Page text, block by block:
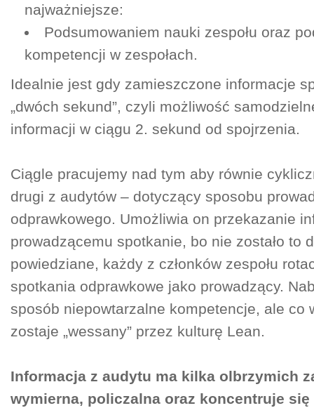
najważniejsze:
Podsumowaniem nauki zespołu oraz
kompetencji w zespołach.
Idealnie jest gdy zamieszczone informacje
„dwóch sekund”, czyli możliwość
informacji w ciągu 2. sekund od spojrzenia.
Ciągle pracujemy nad tym aby równie
drugi z audytów – dotyczący sposobu
odprawkowego. Umożliwia on przekazanie
prowadzącemu spotkanie, bo nie zostało to
powiedziane, każdy z członków zespołu
spotkania odprawkowe jako prowadzący.
sposób niepowtarzalne kompetencje, ale co
zostaje „wessany” przez kulturę Lean.
Informacja z audytu ma kilka olbrzymich
wymierna, policzalna oraz koncentruje się